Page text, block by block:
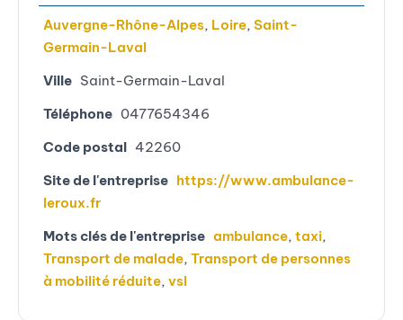
Auvergne-Rhône-Alpes, Loire, Saint-
Germain-Laval
Ville Saint-Germain-Laval
Téléphone 0477654346
Code postal 42260
Site de l'entreprise https://www.ambulance-
leroux.fr
Mots clés de l'entreprise ambulance, taxi,
Transport de malade, Transport de personnes
à mobilité réduite, vsl